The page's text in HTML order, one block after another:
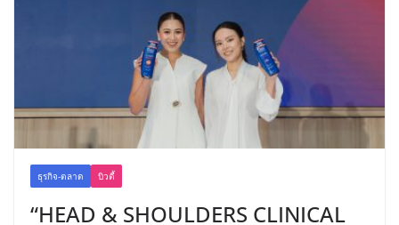
ธุรกิจ-ตลาด บิวตี้
“HEAD & SHOULDERS CLINICAL